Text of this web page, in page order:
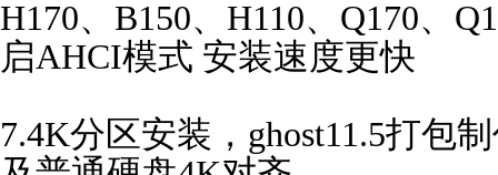
H170、B150、H110、Q170、
启AHCI模式 安装速度更快
7.4K分区安装，ghost11.5打包